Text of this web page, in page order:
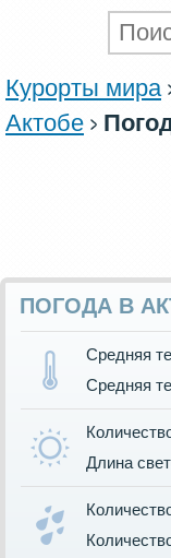
Курорты мира
Актобе
ПОГОДА В
Средняя
Средняя
Длина